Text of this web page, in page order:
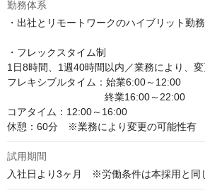
勤務体系
・出社とリモートワークのハイブリット勤務
・フレックスタイム制
1日8時間、1週40時間以内／業務により、
フレキシブルタイム：始業6:00～12:00
コアタイム：12:00～16:00
休憩：60分　※業務により変更の可能性有
試用期間
入社日より3ヶ月　※労働条件は本採用と同